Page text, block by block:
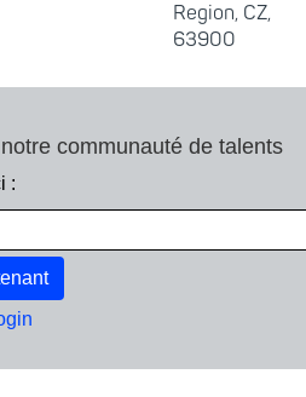
Region, CZ,
63900
communauté de talents
: